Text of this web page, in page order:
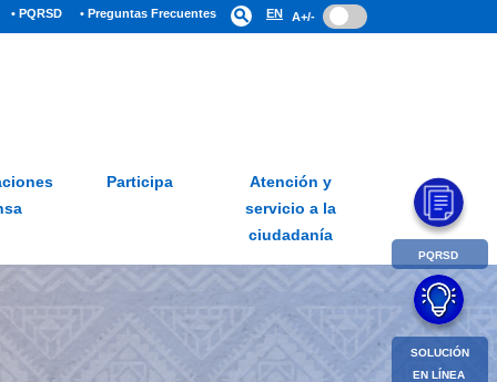
• PQRSD • Preguntas Frecuentes search EN A+/-
Participa
Atención y
servicio a la
ciudadanía
PQRSD
SOLUCIÓN
EN LÍNEA